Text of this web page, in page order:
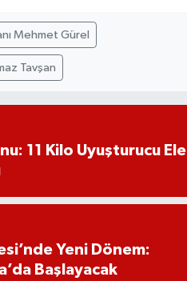
Mehmet Gürel
Tavşan
11 Kilo Uyuşturucu Ele
Yeni Dönem:
Başlayacak